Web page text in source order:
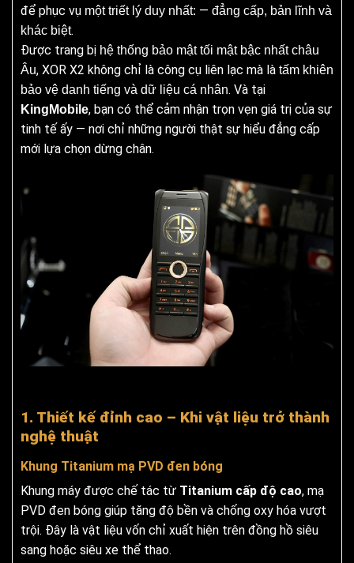
để phục vụ một triết lý duy nhất: — đẳng cấp, bản lĩnh và
khác biệt.
Được trang bị hệ thống bảo mật tối mật bậc nhất châu
Âu, XOR X2 không chỉ là công cụ liên lạc mà là tấm khiên
bảo vệ danh tiếng và dữ liệu cá nhân. Và tại
KingMobile, bạn có thể cảm nhận trọn vẹn giá trị của sự
tinh tế ấy — nơi chỉ những người thật sự hiểu đẳng cấp
mới lựa chọn dừng chân.
1. Thiết kế đỉnh cao – Khi vật liệu trở thành
nghệ thuật
Khung Titanium mạ PVD đen bóng
Khung máy được chế tác từ Titanium cấp độ cao, mạ
PVD đen bóng giúp tăng độ bền và chống oxy hóa vượt
trội. Đây là vật liệu vốn chỉ xuất hiện trên đồng hồ siêu
sang hoặc siêu xe thể thao.